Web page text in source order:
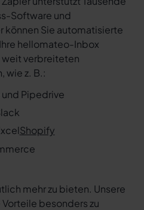
Software und
können Sie automatisierte
hellomateo-Inbox
weit verbreiteten
wie z. B.:
Pipedrive
Shopify
mehr zu bieten. Unsere
besonders zu